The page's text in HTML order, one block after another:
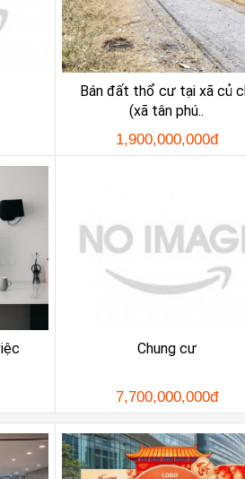
Bán đất thổ cư tại xã củ
(xã tân phú..
1,900,000,000đ
Chung cư
7,700,000,000đ